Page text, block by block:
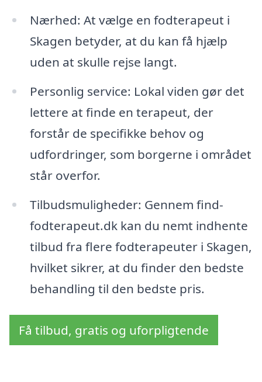
Nærhed: At vælge en fodterapeut i
Skagen betyder, at du kan få hjælp
uden at skulle rejse langt.
Personlig service: Lokal viden gør det
lettere at finde en terapeut, der
forstår de specifikke behov og
udfordringer, som borgerne i området
står overfor.
Tilbudsmuligheder: Gennem find-
fodterapeut.dk kan du nemt indhente
tilbud fra flere fodterapeuter i Skagen,
hvilket sikrer, at du finder den bedste
behandling til den bedste pris.
Få tilbud, gratis og uforpligtende